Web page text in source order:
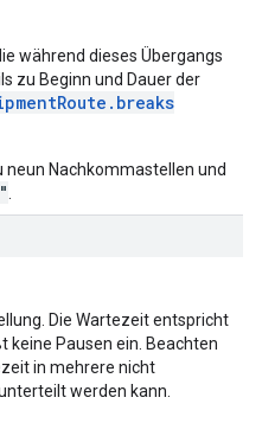
während dieses Übergangs
zu Beginn und Dauer der
neun Nachkommastellen und
Die Wartezeit entspricht
keine Pausen ein. Beachten
in mehrere nicht
werden kann.